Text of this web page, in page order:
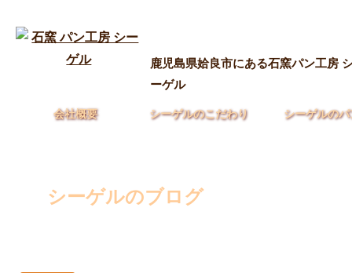
鹿児島県姶良市にある石窯パン工房
ーゲル
会社概要 シーゲルのこだわり シーゲルのパ
シーゲルのブログ